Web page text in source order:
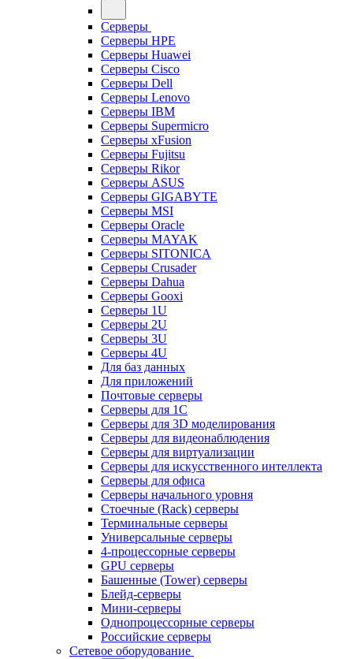
Серверы
Серверы HPE
Серверы Huawei
Серверы Cisco
Серверы Dell
Серверы Lenovo
Серверы IBM
Серверы Supermicro
Серверы xFusion
Серверы Fujitsu
Серверы Rikor
Серверы ASUS
Серверы GIGABYTE
Серверы MSI
Серверы Oracle
Серверы MAYAK
Серверы SITONICA
Серверы Crusader
Серверы Dahua
Серверы Gooxi
Серверы 1U
Серверы 2U
Серверы 3U
Серверы 4U
Для баз данных
Для приложений
Почтовые серверы
Серверы для 1С
Серверы для 3D моделирования
Серверы для видеонаблюдения
Серверы для виртуализации
Серверы для искусственного интеллекта
Серверы для офиса
Серверы начального уровня
Стоечные (Rack) серверы
Терминальные серверы
Универсальные серверы
4-процессорные серверы
GPU серверы
Башенные (Tower) серверы
Блейд-серверы
Мини-серверы
Однопроцессорные серверы
Российские серверы
Сетевое оборудование